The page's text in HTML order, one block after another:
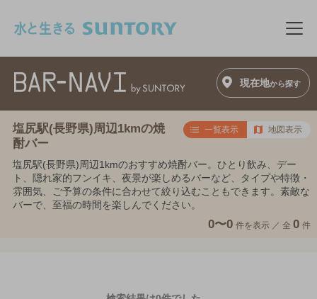
メ
現在地から探す
塩尻駅(長野県)周辺1kmの焼
酎バー
一覧表示 地図表示
塩尻駅(長野県)周辺1kmのおすすめ焼酎バー。ひとり飲み、デー
ト、隠れ家的フンイキ、夜景が楽しめるバーなど、タイプや特徴・
雰囲気、ご予算の条件に合わせて絞り込むこともできます。素敵な
バーで、至福の時間を楽しんでください。
0〜0 件を表示 ／ 全 0 件